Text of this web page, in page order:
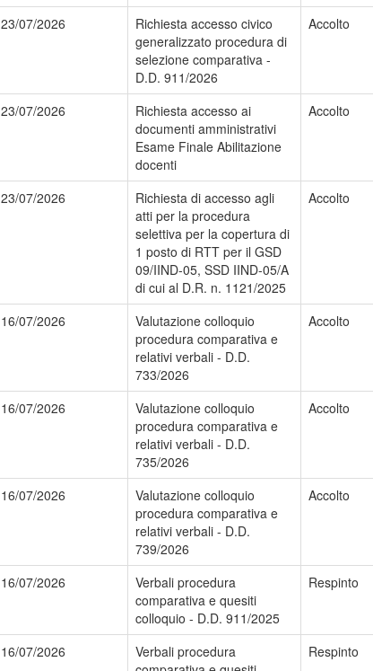
23/07/2026
Richiesta accesso civico
generalizzato procedura di
selezione comparativa -
D.D. 911/2026
Accolto
23/07/2026
Richiesta accesso ai
documenti amministrativi
Esame Finale Abilitazione
docenti
Accolto
23/07/2026
Richiesta di accesso agli
atti per la procedura
selettiva per la copertura di
1 posto di RTT per il GSD
09/IIND-05, SSD IIND-05/A
di cui al D.R. n. 1121/2025
Accolto
16/07/2026
Valutazione colloquio
procedura comparativa e
relativi verbali - D.D.
733/2026
Accolto
16/07/2026
Valutazione colloquio
procedura comparativa e
relativi verbali - D.D.
735/2026
Accolto
16/07/2026
Valutazione colloquio
procedura comparativa e
relativi verbali - D.D.
739/2026
Accolto
16/07/2026
Verbali procedura
comparativa e quesiti
colloquio - D.D. 911/2025
Respinto
16/07/2026
Verbali procedura
Respinto